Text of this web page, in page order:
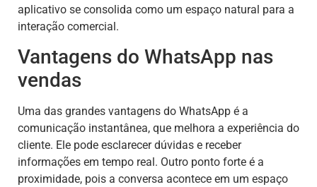
aplicativo se consolida como um espaço natural para a
interação comercial.
Vantagens do WhatsApp nas
vendas
Uma das grandes vantagens do WhatsApp é a
comunicação instantânea, que melhora a experiência do
cliente. Ele pode esclarecer dúvidas e receber
informações em tempo real. Outro ponto forte é a
proximidade, pois a conversa acontece em um espaço